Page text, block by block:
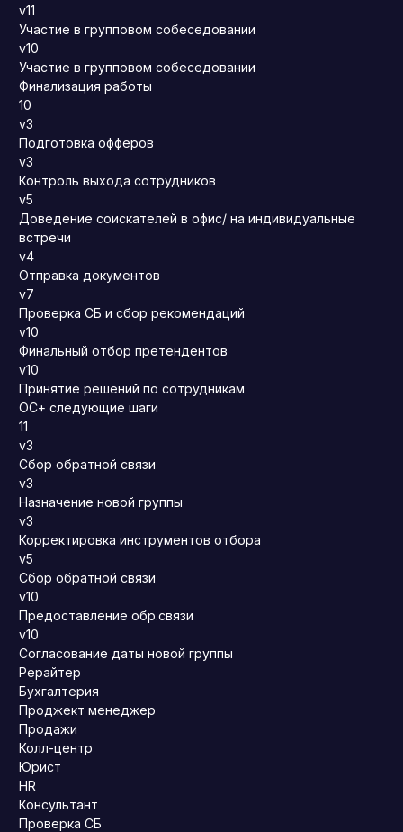
v11
Участие в групповом собеседовании
v10
Участие в групповом собеседовании
Финализация работы
10
v3
Подготовка офферов
v3
Контроль выхода сотрудников
v5
Доведение соискателей в офис/ на индивидуальные
встречи
v4
Отправка документов
v7
Проверка СБ и сбор рекомендаций
v10
Финальный отбор претендентов
v10
Принятие решений по сотрудникам
ОС+ следующие шаги
11
v3
Сбор обратной связи
v3
Назначение новой группы
v3
Корректировка инструментов отбора
v5
Сбор обратной связи
v10
Предоставление обр.связи
v10
Согласование даты новой группы
Рерайтер
Бухгалтерия
Проджект менеджер
Продажи
Колл-центр
Юрист
HR
Консультант
Проверка СБ